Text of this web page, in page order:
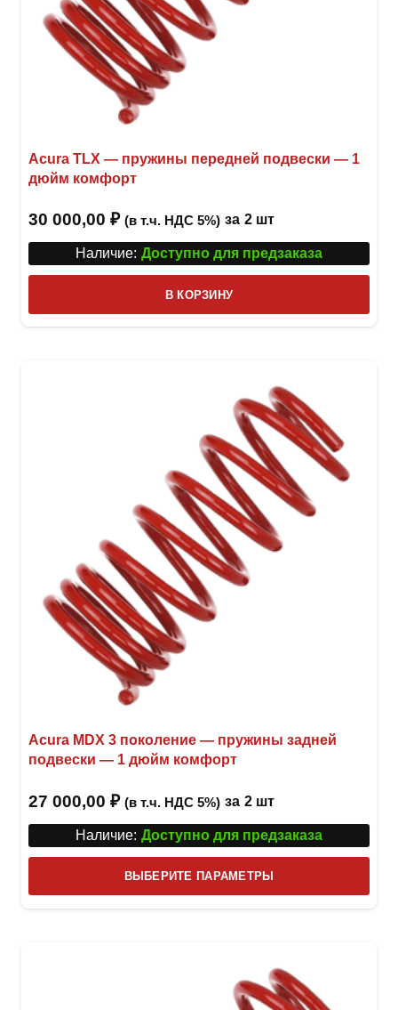
Acura TLX — пружины передней подвески — 1
дюйм комфорт
30 000,00 ₽ (в т.ч. НДС 5%) за 2 шт
Наличие: Доступно для предзаказа
В КОРЗИНУ
Acura MDX 3 поколение — пружины задней
подвески — 1 дюйм комфорт
27 000,00 ₽ (в т.ч. НДС 5%) за 2 шт
Наличие: Доступно для предзаказа
ВЫБЕРИТЕ ПАРАМЕТРЫ
товар